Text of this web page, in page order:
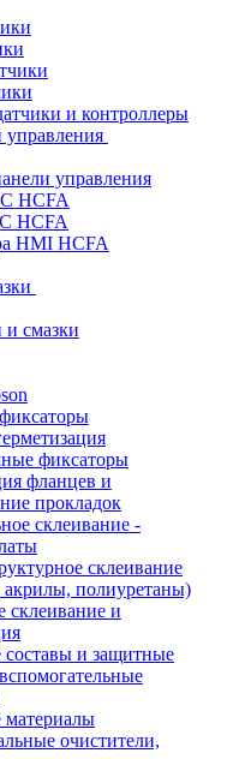
и контроллеры
управления
HCFA
HCFA
HMI HCFA
смазки
фиксаторы
фланцев и
прокладок
склеивание -
склеивание
полиуретаны)
склеивание и
и защитные
очистители,